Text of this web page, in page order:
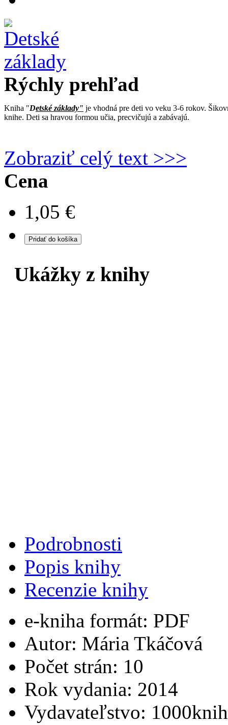
Rýchly prehľad
Kniha "Detské základy" je vhodná pre deti vo veku 3-6 rokov.
knihe. Deti sa hravou formou učia, precvičujú a zabávajú.
Zobraziť celý text >>>
Cena
1,05 €
Ukážky z knihy
Podrobnosti
Popis knihy
Recenzie knihy
e-kniha formát: PDF
Autor: Mária Tkáčová
Počet strán: 10
Rok vydania: 2014
Vydavateľstvo: